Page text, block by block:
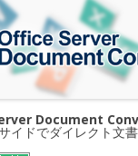
Document
イドでダイレクト文書